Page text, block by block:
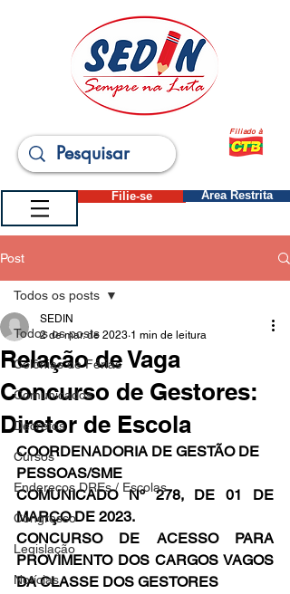
Filiado à
Filie-se Área Restrita
Post
Todos os posts
Colônias de Férias
Comunicados
Decretos
Cursos
Endereços DREs / Escolas
Congresso
Legislação
Notícias
Todos os posts
Relação de Vaga
Concurso de Gestores:
Diretor de Escola
SEDIN
2 de mar. de 2023 1 min de leitura
COORDENADORIA DE GESTÃO DE
PESSOAS/SME
COMUNICADO Nº 278, DE 01 DE
MARÇO DE 2023.
CONCURSO DE ACESSO PARA
PROVIMENTO DOS CARGOS VAGOS
DA CLASSE DOS GESTORES